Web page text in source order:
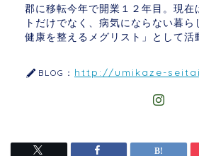
郡に移転今年で開業１２年目。現在
トだけでなく、病気にならない暮ら
健康を整えるメグリスト」として活
BLOG： http://umikaze-